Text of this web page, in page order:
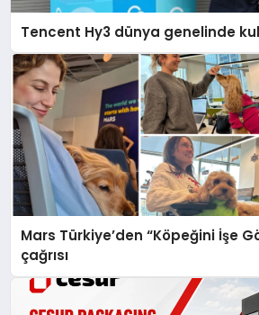
Tencent Hy3 dünya genelinde
Mars Türkiye’den “Köpeğini İşe
çağrısı